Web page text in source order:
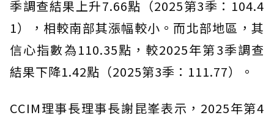
季調查結果上升7.66點（2025第3季：104.4
1），相較南部其漲幅較小。而北部地區，其
信心指數為110.35點，較2025年第3季調查
結果下降1.42點（2025第3季：111.77）。
CCIM理事長理事長謝昆峯表示，2025年第4